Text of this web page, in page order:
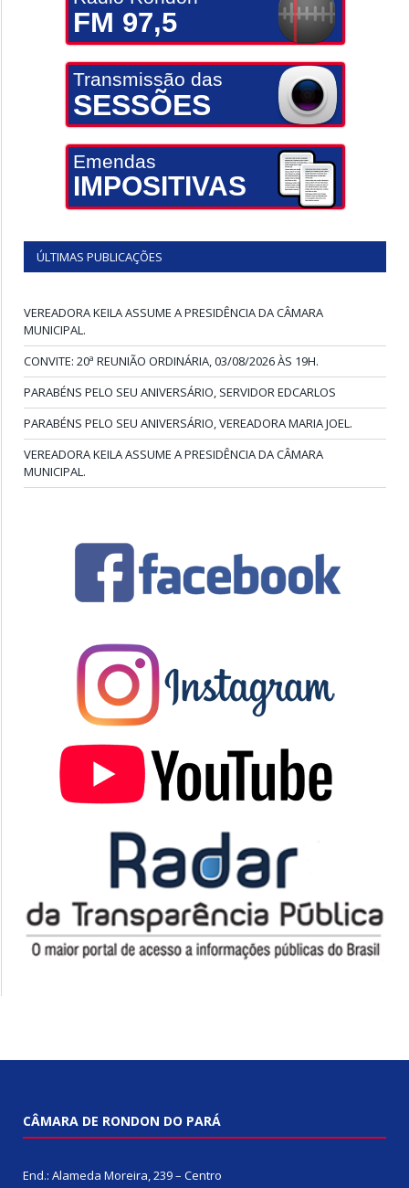
FM 97,5
Transmissão das
SESSÕES
Emendas
IMPOSITIVAS
ÚLTIMAS PUBLICAÇÕES
VEREADORA KEILA ASSUME A PRESIDÊNCIA DA CÂMARA
MUNICIPAL.
CONVITE: 20ª REUNIÃO ORDINÁRIA, 03/08/2026 ÀS 19H.
PARABÉNS PELO SEU ANIVERSÁRIO, SERVIDOR EDCARLOS
PARABÉNS PELO SEU ANIVERSÁRIO, VEREADORA MARIA JOEL.
VEREADORA KEILA ASSUME A PRESIDÊNCIA DA CÂMARA
MUNICIPAL.
CÂMARA DE RONDON DO PARÁ
End.: Alameda Moreira, 239 – Centro